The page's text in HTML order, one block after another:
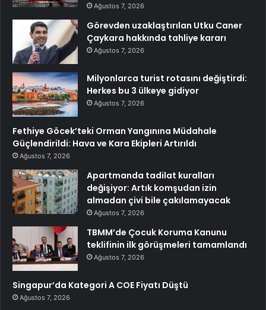
Ağustos 7, 2026
Görevden uzaklaştırılan Utku Caner
Çaykara hakkında tahliye kararı
Ağustos 7, 2026
Milyonlarca turist rotasını değiştirdi:
Herkes bu 3 ülkeye gidiyor
Ağustos 7, 2026
Fethiye Göcek’teki Orman Yangınına Müdahale
Güçlendirildi: Hava ve Kara Ekipleri Artırıldı
Ağustos 7, 2026
Apartmanda tadilat kuralları
değişiyor: Artık komşudan izin
almadan çivi bile çakılamayacak
Ağustos 7, 2026
TBMM’de Çocuk Koruma Kanunu
teklifinin ilk görüşmeleri tamamlandı
Ağustos 7, 2026
Singapur’da Kategori A COE Fiyatı Düştü
Ağustos 7, 2026